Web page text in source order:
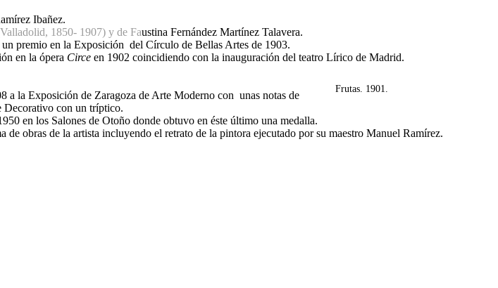
Ibañez.
1850- 1907) y de Faustina Fernández Martínez Talavera.
premio en la Exposición del Círculo de Bellas Artes de 1903.
en la ópera Circe en 1902 coincidiendo con la inauguración del teatro Lírico de Madrid.
Frutas. 1901.
a la Exposición de Zaragoza de Arte Moderno con unas notas de
Decorativo con un tríptico.
en los Salones de Otoño donde obtuvo en éste último una medalla.
obras de la artista incluyendo el retrato de la pintora ejecutado por su maestro Manuel Ramírez.